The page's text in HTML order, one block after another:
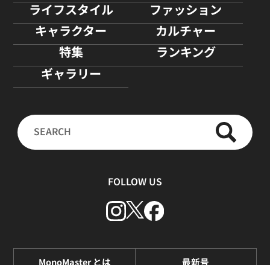
ライフスタイル
ファッション
キャラクター
カルチャー
特集
ランキング
ギャラリー
FOLLOW US
MonoMaster とは 最新号